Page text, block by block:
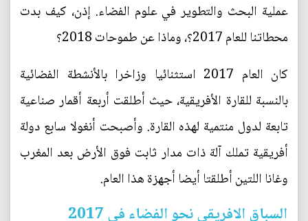
عملية البحث والتطوير في علوم الفضاء. إذن، كيف بدت
محطاتنا للعام 2017؟، وماذا عن طموحات 2018؟
كان العام 2017 استثنائيا وزاخرا بالأنشطة الفضائية
بالنسبة للقارة الأفريقية، حيث أطلقت أربعة أقمار صناعية
تابعة لدول منتمية لهذه القارة. وأصبحت أنغولا سابع دولة
أفريقية تملك آلة ذات مدار ثابت فوق الأرض بعد المغرب
وغانا اللتين أطلقتا أيضا أجهزة هذا العام.
السباق الافريقي نحو الفضاء في 2017